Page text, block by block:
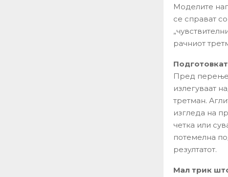
Моделите
се справат
рачниот
Пред
излегуваат
третман.
изгледа на
четка или
потемелна
резултатот.
Мал трик